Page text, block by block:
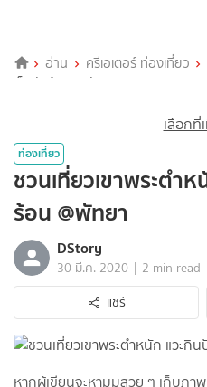
อ่าน ครีเอเตอร์ ท่องเที่ยว
เย็นดับร้อน @พัทยา
เลือกที่
ท่องเที่ยว
ชวนเที่ยวเขาพระตำ
ร้อน @พัทยา
DStory
30 มี.ค. 2020 | 2 min read
แชร์
หากผู้เขียนจะหามุมสวย ๆ เก็บภ